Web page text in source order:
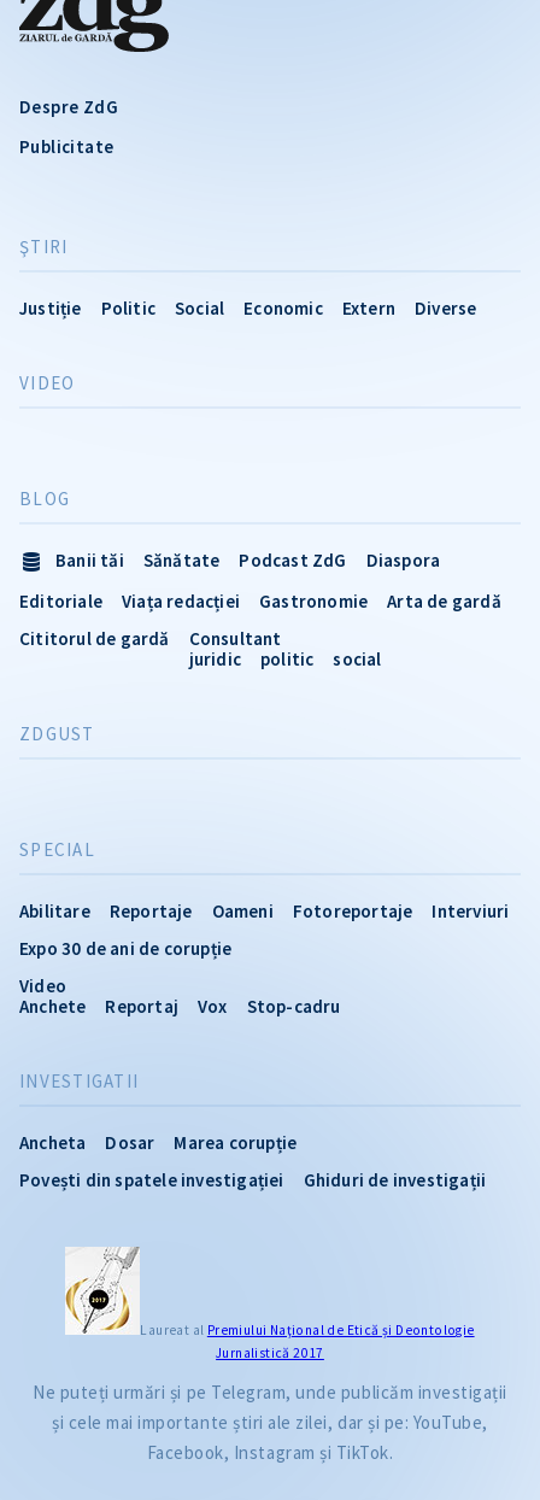
Despre ZdG
Publicitate
ŞTIRI
Justiție Politic Social Economic Extern Diverse
INVESTIGATII
Ancheta Dosar
Marea corupție
Povești din spatele investigației
Ghiduri de investigații
VIDEO
SPECIAL
Abilitare Reportaje Oameni Fotoreportaje
Interviuri
Expo 30 de ani de corupție
Video
Anchete
Reportaj Vox Stop-cadru
BLOG
Banii tăi Sănătate Podcast ZdG
Diaspora
Editoriale
Viața redacției Gastronomie
Arta de gardă
Cititorul de gardă
Consultant
juridic
politic social
ZDGUST
Laureat al Premiului Naţional de Etică și Deontologie
Jurnalistică 2017
Ne puteți urmări și pe Telegram, unde publicăm investigații
și cele mai importante știri ale zilei, dar și pe: YouTube,
Facebook, Instagram și TikTok.